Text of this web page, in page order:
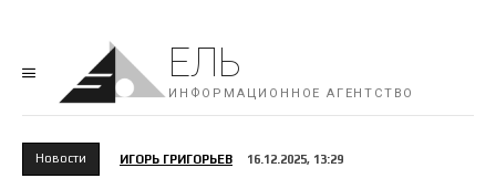
ЕЛЬ
ИНФОРМАЦИОННОЕ АГЕНТСТВО
Новости ИГОРЬ ГРИГОРЬЕВ 16.12.2025, 13:29